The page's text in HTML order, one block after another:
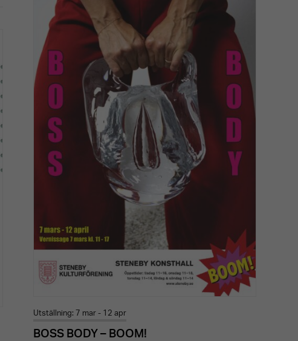
Utställning: 7 mar - 12 apr
BOSS BODY – BOOM!